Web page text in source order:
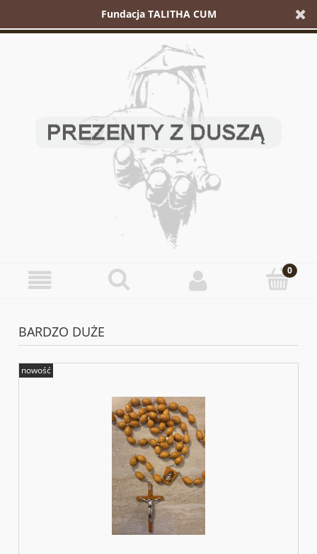
Fundacja TALITHA CUM
BARDZO DUŻE
nowość